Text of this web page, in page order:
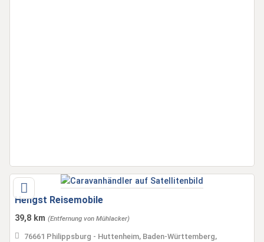
Hengst Reisemobile
39,8 km (Entfernung von Mühlacker)
76661 Philippsburg - Huttenheim, Baden-Württemberg,